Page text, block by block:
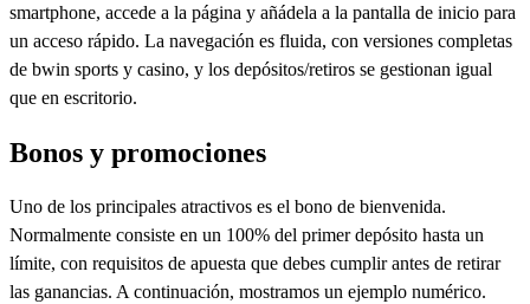
smartphone, accede a la página y añádela a la pantalla de inicio para
un acceso rápido. La navegación es fluida, con versiones completas
de bwin sports y casino, y los depósitos/retiros se gestionan igual
que en escritorio.
Bonos y promociones
Uno de los principales atractivos es el bono de bienvenida.
Normalmente consiste en un 100% del primer depósito hasta un
límite, con requisitos de apuesta que debes cumplir antes de retirar
las ganancias. A continuación, mostramos un ejemplo numérico.